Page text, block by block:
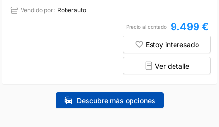
Vendido por: Roberauto
Precio al contado 9.499 €
Estoy interesado
Ver detalle
Descubre más opciones